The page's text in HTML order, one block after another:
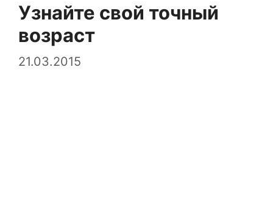
Узнайте свой точный
возраст
21.03.2015